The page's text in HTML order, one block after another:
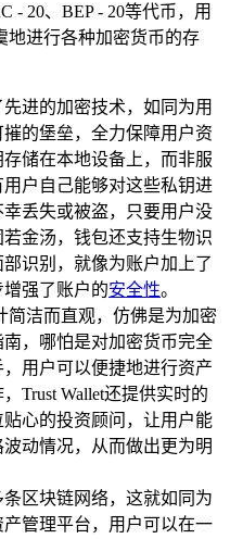
- 20、BEP - 20等代币，用
地进行各种加密货币的存
先进的加密技术，如同为用
的堡垒，全力保障用户资
储在本地设备上，而非服
户自己能够对这些私钥进
丢失或被盗，只要用户没
金汤，钱包还支持生物识
识别，就像为账户加上了
强了账户的安全性。
简洁而直观，仿佛是为加密
，哪怕是对加密货币完全
用户可以便捷地进行资产
Trust Wallet还提供实时的
心的投资顾问，让用户能
动情况，从而做出更为明
条区块链网络，这就如同为
管理平台，用户可以在一